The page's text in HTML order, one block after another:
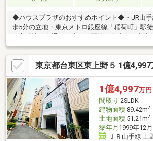
◆ハウスプラザのおすすめポイント◆・JR山手
歩5分の立地・東京メトロ銀座線「稲荷町」駅
校、買い物施設、公共施設が近い）詳しくはス
わせください。【見学予約受付中】ご希望のお
ご見学可能です！見学希望日時を記載の上お問
♪【各種ご相談承ります】購入、売却、住宅ロ
ご紹介などなど、お気軽にご相談下さい！
東京都台東区東上野５ 1億
1億4,997万円
間取り 2SLDK
建物面積89.42m2
土地面積51.21m2
築年月 1999年12
ＪＲ山手線 上